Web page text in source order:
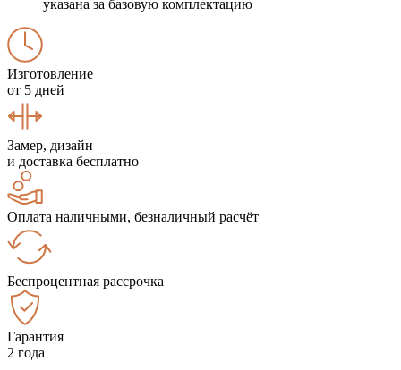
указана за базовую комплектацию
Изготовление
от 5 дней
Замер, дизайн
и доставка бесплатно
Оплата наличными, безналичный расчёт
Беспроцентная рассрочка
Гарантия
2 года